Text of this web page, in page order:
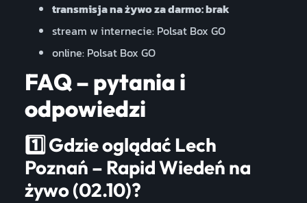
transmisja na żywo za darmo: brak
stream w internecie: Polsat Box GO
online: Polsat Box GO
FAQ – pytania i
odpowiedzi
1️⃣Gdzie oglądać Lech
Poznań – Rapid Wiedeń na
żywo (02.10)?